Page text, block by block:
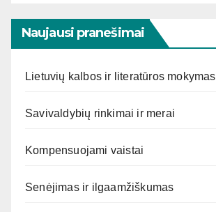
Naujausi pranešimai
Lietuvių kalbos ir literatūros mokymas
Savivaldybių rinkimai ir merai
Kompensuojami vaistai
Senėjimas ir ilgaamžiškumas